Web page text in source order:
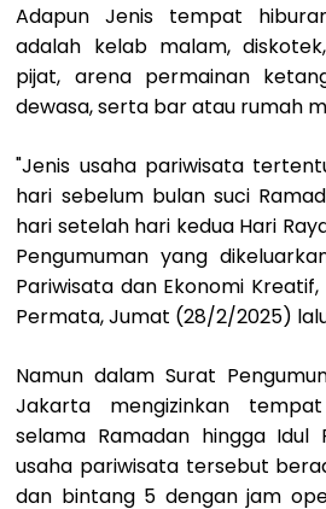
Adapun Jenis tempat
adalah kelab malam,
pijat, arena permainan
dewasa, serta bar atau rumah
"Jenis usaha pariwisata
hari sebelum bulan suci
hari setelah hari kedua Hari
Pengumuman yang
Pariwisata dan Ekonomi
Permata, Jumat (28/2/2025)
Namun dalam Surat
Jakarta mengizinkan
selama Ramadan hingga
usaha pariwisata tersebut
dan bintang 5 dengan jam